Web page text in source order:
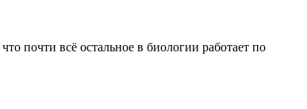
почти всё остальное в биологии работает по